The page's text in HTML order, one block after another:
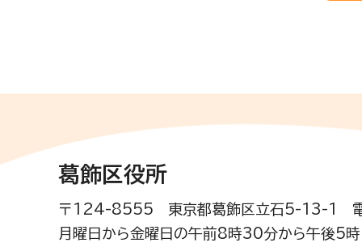
葛飾区役所
〒124-8555 東京都葛飾区立石5-13-1
月曜日から金曜日の午前8時30分から午後5